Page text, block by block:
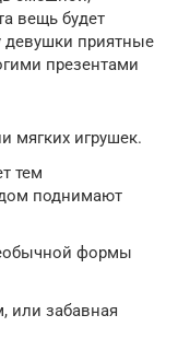
вещь будет
девушки приятные
презентами
мягких игрушек.
тем
поднимают
формы
или забавная